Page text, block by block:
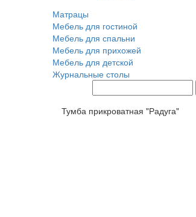
Матрацы
Мебель для гостиной
Мебель для спальни
Мебель для прихожей
Мебель для детской
Журнальные столы
Тумба прикроватная "Радуга"